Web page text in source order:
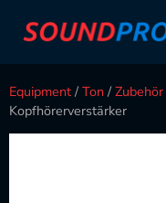
Equipment /Ton /Zubehör
Kopfhörerverstärker